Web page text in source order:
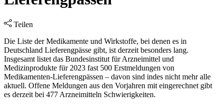
Teilen
Die Liste der Medikamente und Wirkstoffe, bei denen es in
Deutschland Lieferengpässe gibt, ist derzeit besonders lang.
Insgesamt listet das Bundesinstitut für Arzneimittel und
Medizinprodukte für 2023 fast 500 Erstmeldungen von
Medikamenten-Lieferengpässen – davon sind indes nicht mehr alle
aktuell. Offene Meldungen aus den Vorjahren mit eingerechnet gibt
es derzeit bei 477 Arzneimitteln Schwierigkeiten.